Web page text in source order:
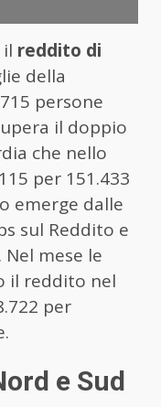
reddito di
della
persone
il doppio
che nello
per 151.433
emerge dalle
sul Reddito e
mese le
il reddito nel
per
e Sud